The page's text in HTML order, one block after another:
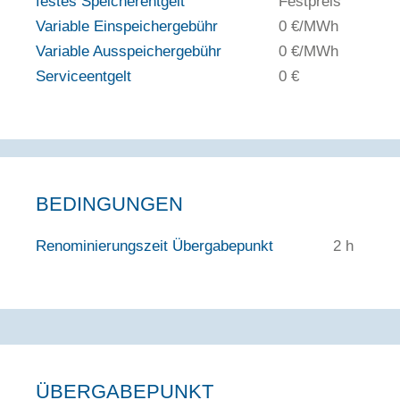
Variable Einspeichergebühr
0 €/MWh
Variable Ausspeichergebühr
0 €/MWh
Serviceentgelt
0 €
BEDINGUNGEN
Renominierungszeit Übergabepunkt 2 h
ÜBERGABEPUNKT